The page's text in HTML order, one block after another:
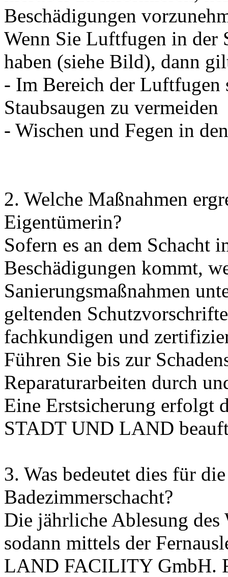
Beschädigungen
Wenn Sie Luftfugen in der
haben (siehe Bild), dann
- Im Bereich der
Staubsaugen zu vermeiden
- Wischen und Fegen in
2. Welche Maßnahmen
Eigentümerin?
Sofern es an dem Schacht
Beschädigungen kommt,
Sanierungsmaßnahmen
geltenden
fachkundigen und
Führen Sie bis zur
Reparaturarbeiten durch
Eine Erstsicherung erfolgt
STADT UND LAND
3. Was bedeutet dies für
Badezimmerschacht?
Die jährliche Ablesung
sodann mittels der
LAND FACILITY GmbH.